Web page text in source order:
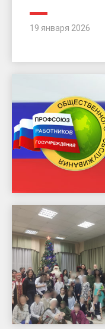
19 января 2026